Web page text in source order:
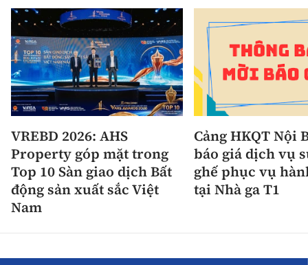
VREBD 2026: AHS
Property góp mặt trong
Top 10 Sàn giao dịch Bất
động sản xuất sắc Việt
Nam
Cảng HKQT Nội
báo giá dịch vụ
ghế phục vụ
tại Nhà ga T1